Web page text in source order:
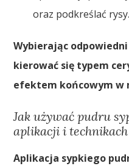
oraz podkreślać rysy.
Wybierając
kierować się typem
efektem końcowym w
Jak używać pudru
aplikacji i technikach
Aplikacja sypkiego